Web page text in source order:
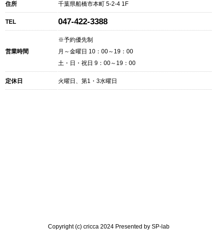
住所 千葉県船橋市本町 5-2-4 1F
TEL 047-422-3388
営業時間
※予約優先制
月～金曜日 10：00～19：00
土・日・祝日 9：00～19：00
定休日 火曜日、第1・3水曜日
Copyright (c) cricca 2024 Presented by SP-lab